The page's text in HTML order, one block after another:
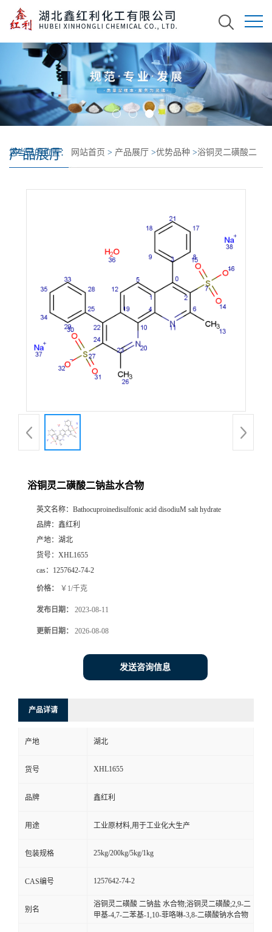
产品展厅
您当前的位置： 网站首页 > 产品展厅 >优势品种 >浴铜灵二磺酸二
浴铜灵二磺酸二钠盐水合物
英文名称： Bathocuproinedisulfonic acid disodiuM salt hydrate
品牌： 鑫红利
产地： 湖北
货号： XHL1655
cas： 1257642-74-2
价格： ￥1/千克
发布日期： 2023-08-11
更新日期： 2026-08-08
发送咨询信息
产品详请
产地 湖北
货号 XHL1655
品牌 鑫红利
用途 工业原材料,用于工业化大生产
包装规格 25kg/200kg/5kg/1kg
CAS编号 1257642-74-2
别名
浴铜灵二磺酸 二钠盐 水合物;浴铜灵二磺酸;2,9-二
甲基-4,7-二苯基-1,10-菲咯啉-3,8-二磺酸钠水合物